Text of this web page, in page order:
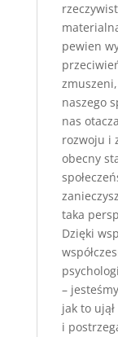
pewien
zmuszeni,
naszego
nas otacza
rozwoju i
obecny
taka
Dzięki
– jesteśmy
jak toujął
i